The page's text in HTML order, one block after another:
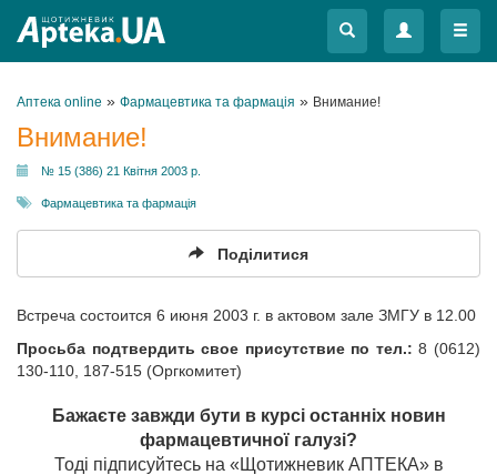
Меню
Меню
Аптека online » Фармацевтика та фармація » Внимание!
Внимание!
№ 15 (386) 21 Квітня 2003 р.
Фармацевтика та фармація
Поділитися
Встреча состоится 6 июня 2003 г. в актовом зале ЗМГУ в 12.00
Просьба подтвердить свое присутствие по тел.:8 (0612)
130-110, 187-515 (Оргкомитет)
Бажаєте завжди бути в курсі останніх новин
фармацевтичної галузі?
Тоді підписуйтесь на «Щотижневик АПТЕКА» в